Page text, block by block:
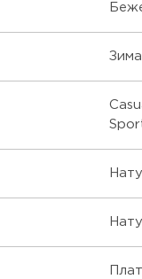
Зима